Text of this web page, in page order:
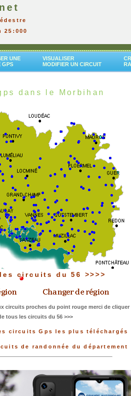
25:000
UNE
GPS
VISUALISER
MODIFIER UN CIRCUIT
dans le Morbihan
circuits du 56 >>>>
circuits proches du point rouge merci de cliquer
tous les circuits du 56 >>>
circuits Gps les plus téléchargés
de randonnée du département